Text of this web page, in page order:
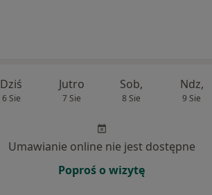
Dziś
6 Sie
Jutro
7 Sie
Sob,
8 Sie
Ndz,
9 Sie
Umawianie online nie jest dostępne
Poproś o wizytę